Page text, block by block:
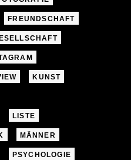
FREUNDSCHAFT
KUNST
LISTE
MÄNNER
PSYCHOLOGIE